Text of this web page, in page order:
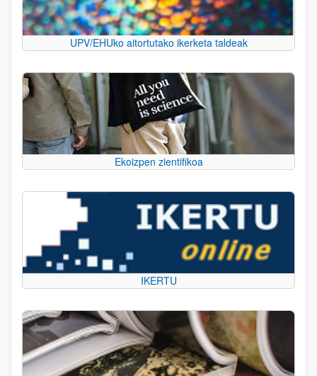
UPV/EHUko aitortutako ikerketa taldeak
Ekoizpen zientifikoa
IKERTU